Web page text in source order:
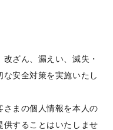
ざん、漏えい、滅失・
安全対策を実施いたし
さまの個人情報を本人の
供することはいたしませ